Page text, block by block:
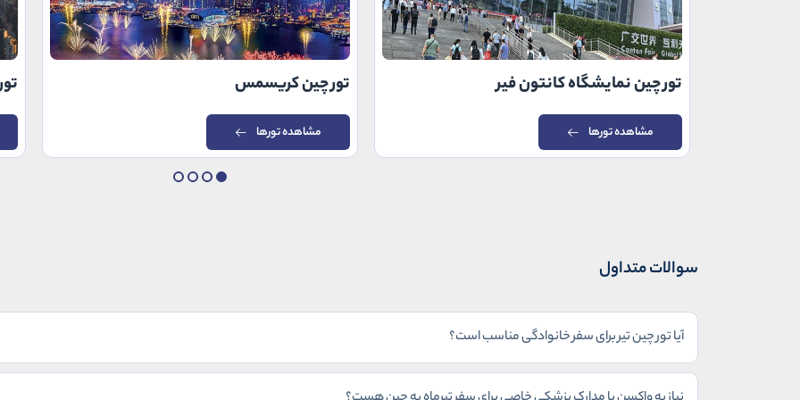
تور چین نمایشگاه کانتون فیر
مشاهده تورها
تور چین کریسمس
مشاهده تورها
سوالات متداول
آیا تور چین تیر برای سفر خانوادگی مناسب است؟